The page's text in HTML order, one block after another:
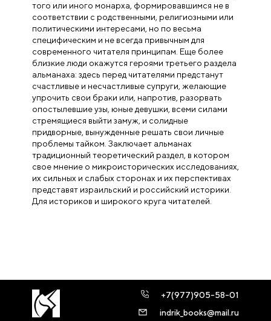
того или иного монарха, формировавшимся не в
соответствии с родственными, религиозными или
политическими интересами, но по весьма
специфическим и не всегда привычным для
современного читателя принципам. Еще более
близкие люди окажутся героями третьего раздела
альманаха: здесь перед читателями предстанут
счастливые и несчастливые супруги, желающие
упрочить свои браки или, напротив, разорвать
опостылевшие узы, юные девушки, всеми силами
стремящиеся выйти замуж, и солидные
придворные, вынужденные решать свои личные
проблемы тайком. Заключает альманах
традиционный теоретический раздел, в котором
свое мнение о микроисторических исследованиях,
их сильных и слабых сторонах и их перспективах
представят израильский и российский историки.
Для историков и широкого круга читателей.
+7(977)905-58-01
indrik_books@mail.ru